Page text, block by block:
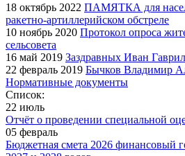
18 октябрь 2022 ПАМЯТКА для
ракетно-артиллерийском обстреле
10 ноябрь 2020 Протокол опроса
сельсовета
16 май 2019 Заздравных Иван
22 февраль 2019 Бычков Владимир
Нормативные документы
Список:
22 июль
Отчёт о проведении специальной
05 февраль
Бюджетная смета 2026 финансовый